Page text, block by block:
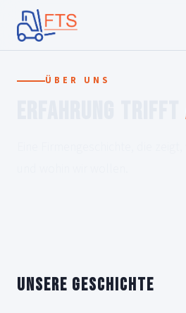
ÜBER UNS
Unsere Geschichte